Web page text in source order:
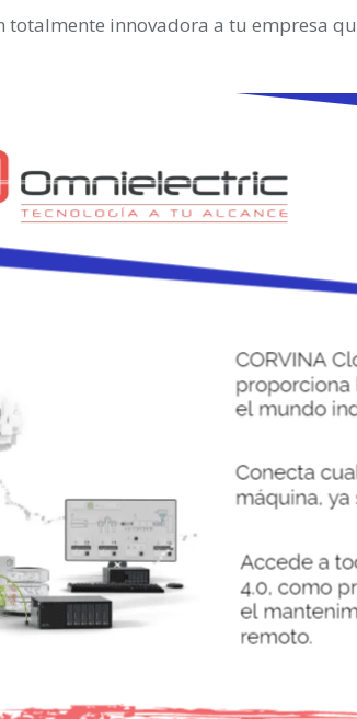
totalmente innovadora a tu empresa